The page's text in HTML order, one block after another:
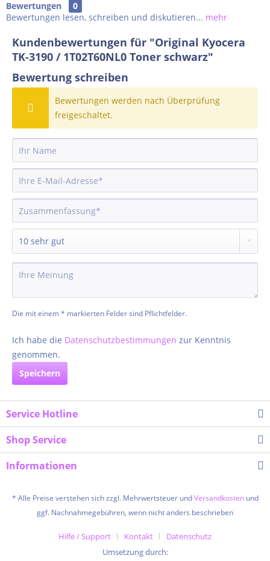
Bewertungen
0
Bewertungen lesen, schreiben und diskutieren... mehr
Kundenbewertungen für "Original Kyocera
TK-3190 / 1T02T60NL0 Toner schwarz"
Bewertung schreiben
Bewertungen werden nach Überprüfung
freigeschaltet.
Die mit einem * markierten Felder sind Pflichtfelder.
Ich habe die Datenschutzbestimmungen zur Kenntnis
genommen.
Speichern
Service Hotline
Shop Service
Informationen
* Alle Preise verstehen sich zzgl. Mehrwertsteuer undVersandkostenund
ggf. Nachnahmegebühren, wenn nicht anders beschrieben
Hilfe / Support Kontakt
Datenschutz
Umsetzung durch: